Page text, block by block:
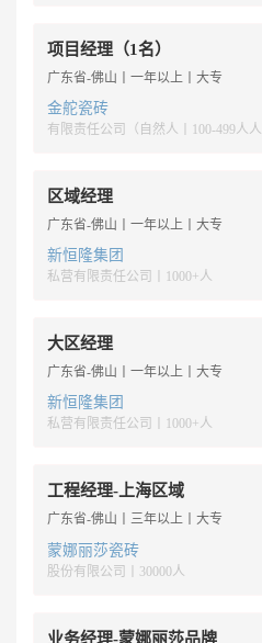
项目经理（1名）
广东省-佛山丨一年以上丨大专
金舵瓷砖
有限责任公司（自然人丨100-499人人
区域经理
广东省-佛山丨一年以上丨大专
新恒隆集团
私营有限责任公司丨1000+人
大区经理
广东省-佛山丨一年以上丨大专
新恒隆集团
私营有限责任公司丨1000+人
工程经理-上海区域
广东省-佛山丨三年以上丨大专
蒙娜丽莎瓷砖
股份有限公司丨30000人
业务经理-蒙娜丽莎品牌